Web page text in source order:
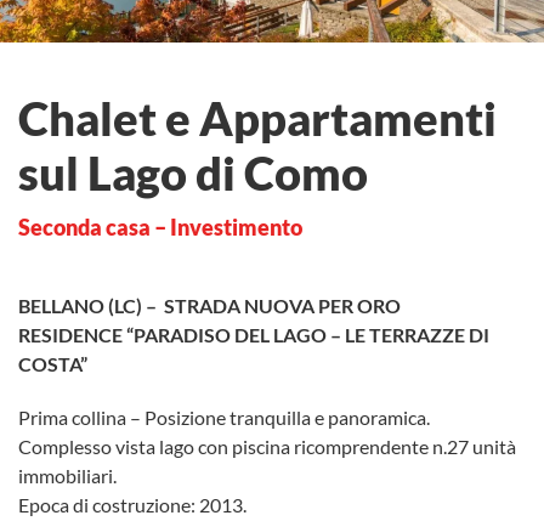
Chalet e Appartamenti
sul Lago di Como
Seconda casa – Investimento
BELLANO (LC) – STRADA NUOVA PER ORO
RESIDENCE “PARADISO DEL LAGO – LE TERRAZZE DI
COSTA”
Prima collina – Posizione tranquilla e panoramica.
Complesso vista lago con piscina ricomprendente n.27 unità
immobiliari.
Epoca di costruzione: 2013.